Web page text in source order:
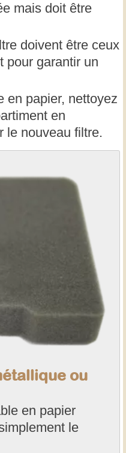
mais doit être
doivent être ceux
pour garantir un
en papier, nettoyez
en
le nouveau filtre.
ou
en papier
le